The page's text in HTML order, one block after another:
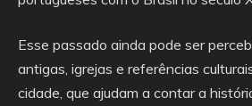
Esse passado ainda pode ser
antigas, igrejas e referências
cidade, que ajudam a contar a